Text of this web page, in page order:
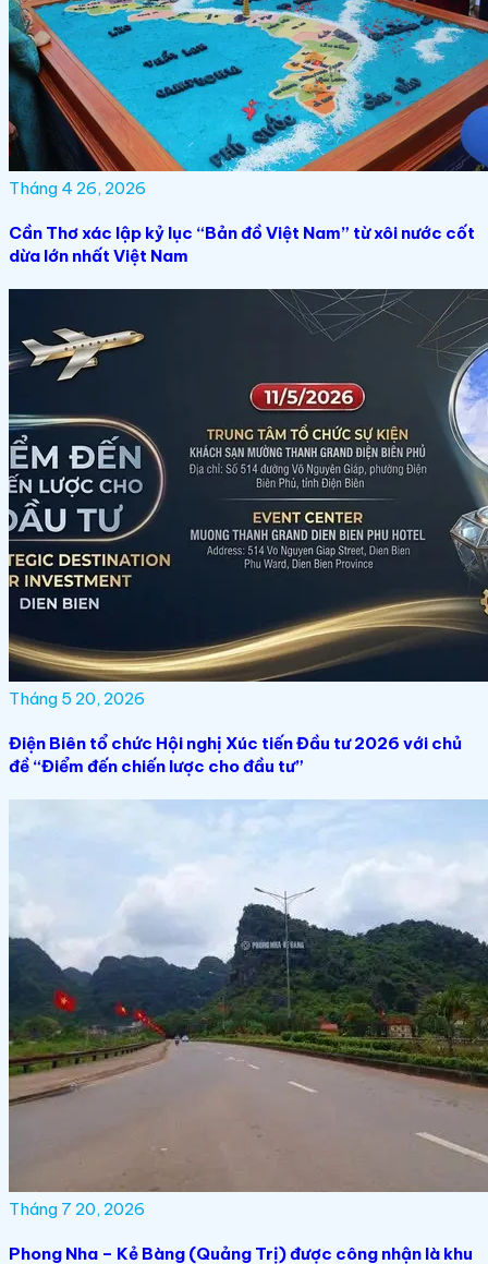
Tháng 4 26, 2026
Cần Thơ xác lập kỷ lục “Bản đồ Việt Nam” từ xôi nước cốt
dừa lớn nhất Việt Nam
Tháng 5 20, 2026
Điện Biên tổ chức Hội nghị Xúc tiến Đầu tư 2026 với chủ
đề “Điểm đến chiến lược cho đầu tư”
Tháng 7 20, 2026
Phong Nha – Kẻ Bàng (Quảng Trị) được công nhận là khu